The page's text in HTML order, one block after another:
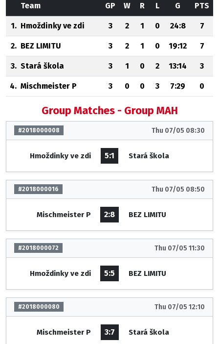
Team GP W R L G PTS
1. Hmoždinky ve zdi 3 2 1 0 24:8 7
2. BEZ LIMITU 3 2 1 0 19:12 7
3. Stará škola 3 1 0 2 13:14 3
4. Mischmeister P 3 0 0 3 7:29 0
Group Matches - Group MAH
#2018000008 Thu 07/05 08:30
Hmoždinky ve zdi 5:1 Stará škola
#2018000016 Thu 07/05 08:50
Mischmeister P 2:8 BEZ LIMITU
#2018000072 Thu 07/05 11:30
Hmoždinky ve zdi 5:5 BEZ LIMITU
#2018000080 Thu 07/05 12:10
Mischmeister P 3:7 Stará škola